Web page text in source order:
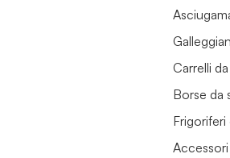
Carrelli
Borse da
Frigoriferi